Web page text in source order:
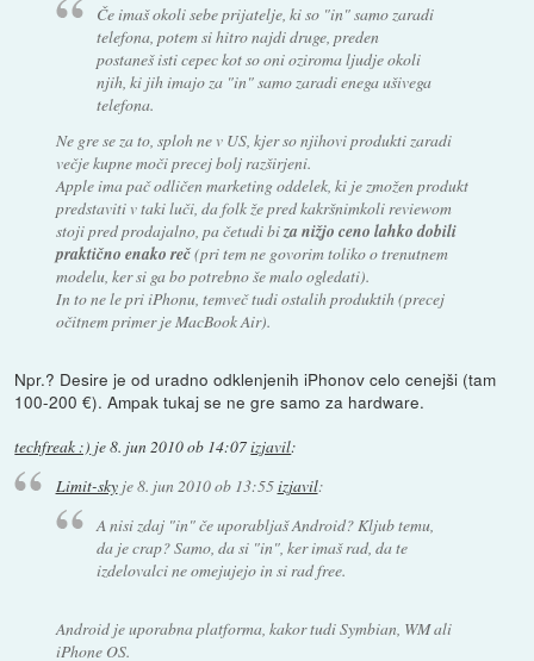
Če imaš okoli sebe prijatelje, ki so "in" samo zaradi
telefona, potem si hitro najdi druge, preden
postaneš isti cepec kot so oni oziroma ljudje okoli
njih, ki jih imajo za "in" samo zaradi enega ušivega
telefona.
Ne gre se za to, sploh ne v US, kjer so njihovi produkti zaradi
večje kupne moči precej bolj razširjeni.
Apple ima pač odličen marketing oddelek, ki je zmožen produkt
predstaviti v taki luči, da folk že pred kakršnimkoli reviewom
stoji pred prodajalno, pa četudi biza nižjo ceno lahko dobili
praktično enako reč(pri tem ne govorim toliko o trenutnem
modelu, ker si ga bo potrebno še malo ogledati).
In to ne le pri iPhonu, temveč tudi ostalih produktih (precej
očitnem primer je MacBook Air).
Npr.? Desire je od uradno odklenjenih iPhonov celo cenejši (tam
100-200 €). Ampak tukaj se ne gre samo za hardware.
techfreak :) je8. jun 2010 ob 14:07izjavil:
Limit-skyje8. jun 2010 ob 13:55izjavil:
A nisi zdaj "in" če uporabljaš Android? Kljub temu,
da je crap? Samo, da si "in", ker imaš rad, da te
izdelovalci ne omejujejo in si rad free.
Android je uporabna platforma, kakor tudi Symbian, WM ali
iPhone OS.